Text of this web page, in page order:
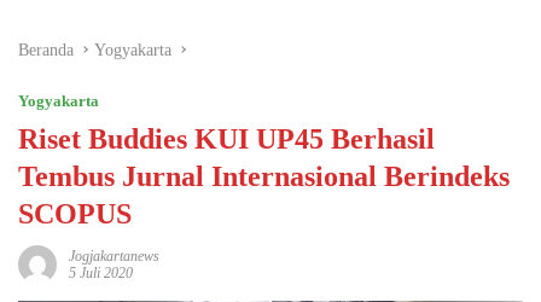
Beranda Yogyakarta
Yogyakarta
Riset Buddies KUI UP45 Berhasil
Tembus Jurnal Internasional Berindeks
SCOPUS
Jogjakartanews
5 Juli 2020